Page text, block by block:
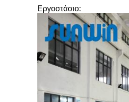
Εργοστάσιο: